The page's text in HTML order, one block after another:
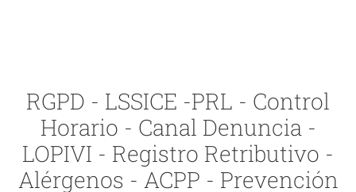
RGPD - LSSICE -PRL - Control
Horario - Canal Denuncia -
LOPIVI - Registro Retributivo -
Alérgenos - ACPP - Prevención